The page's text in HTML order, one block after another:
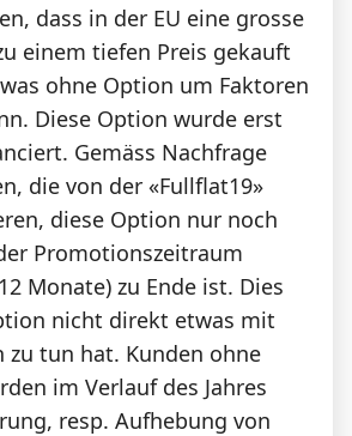
dass in der EU eine grosse
einem tiefen Preis gekauft
ohne Option um Faktoren
Diese Option wurde erst
Gemäss Nachfrage
die von der «Fullflat19»
diese Option nur noch
Promotionszeitraum
Monate) zu Ende ist. Dies
nicht direkt etwas mit
zu tun hat. Kunden ohne
im Verlauf des Jahres
resp. Aufhebung von